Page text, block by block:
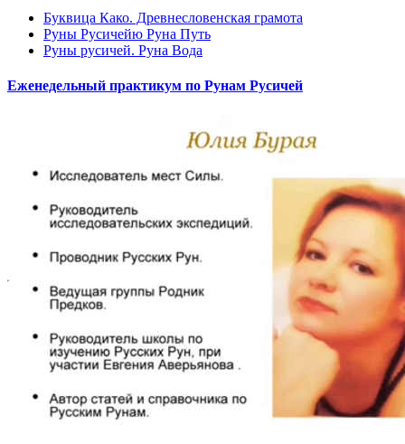
Буквица Како. Древнесловенская грамота
Руны Русичейю Руна Путь
Руны русичей. Руна Вода
Еженедельный практикум по Рунам Русичей